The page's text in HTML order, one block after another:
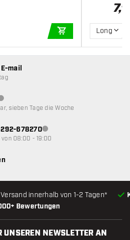
IN DEN
7,95
Long
Bewertungen
Versand innerhalb von 1-2 Tagen*
mail
nicht verfügbar
sieben Tage die Woche
678270Kundenservice nicht
08:00 - 19:00
UNSEREN NEWSLETTER AN